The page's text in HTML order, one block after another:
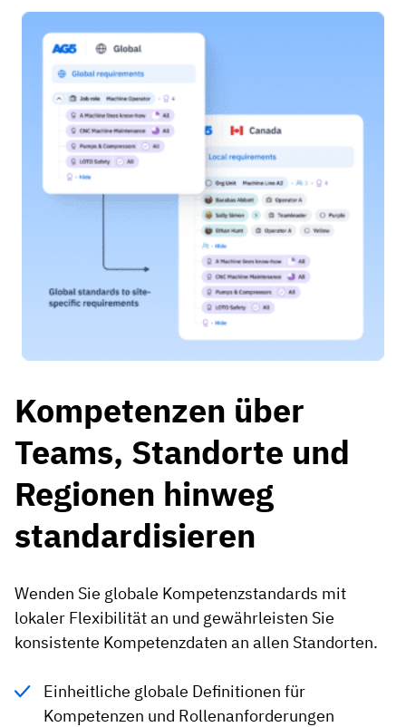
Kompetenzen über
Teams, Standorte und
Regionen hinweg
standardisieren
Wenden Sie globale Kompetenzstandards mit
lokaler Flexibilität an und gewährleisten Sie
konsistente Kompetenzdaten an allen Standorten.
Einheitliche globale Definitionen für
Kompetenzen und Rollenanforderungen